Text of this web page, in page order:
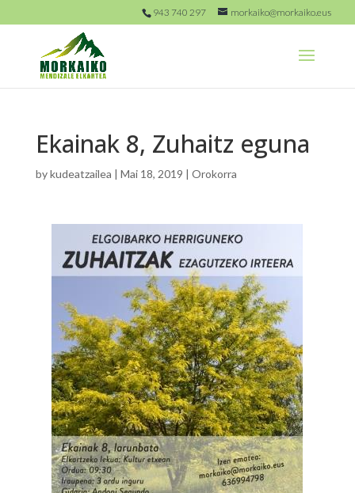
943 740 297 morkaiko@morkaiko.eus
Ekainak 8, Zuhaitz eguna
bykudeatzailea | Mai 18, 2019 | Orokorra